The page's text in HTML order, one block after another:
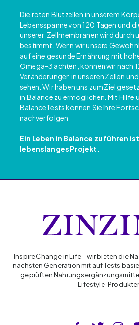
Die roten Blutzellen in unserem
Lebensspanne von 120 Tagen und
unserer Zellmembranen wird durch
bestimmt. Wenn wir unsere
auf eine gesunde Ernährung mit
Omega-3 achten, können wir nach
Veränderungen in unseren Zellen
sehen. Wir haben uns zum Ziel
in Balance zu ermöglichen. Mit Hilfe
BalanceTests können Sie Ihre
nachverfolgen.
Ein Leben in Balance zu führen
lebenslanges Projekt.
Inspire Change in Life – wir bieten die
nächsten Generation mit auf Tests
geprüften
Lifestyle-